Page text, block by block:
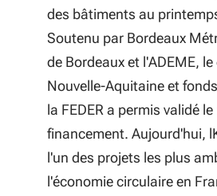
des bâtiments au
Soutenu par Bordeaux
de Bordeaux et l'ADEME,
Nouvelle-Aquitaine et
la FEDER a permis validé
financement. Aujourd'hui,
l'un des projets les plus
l'économie circulaire en